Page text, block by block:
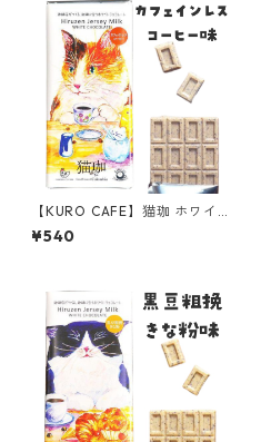
【KURO CAFE】猫珈 ホワイ
トチョコレート カフェインレ
スコーヒー 板チョコ 60g タ
¥540